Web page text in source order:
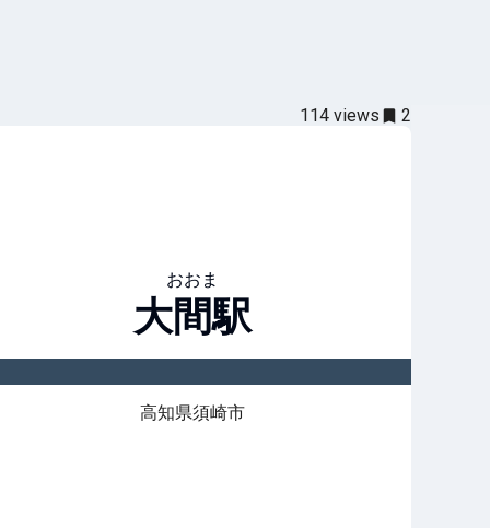
114 views 2
おおま
大間駅
高知県須崎市